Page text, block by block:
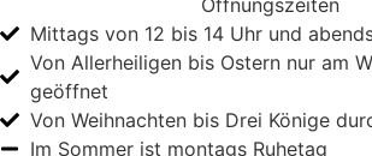
Mittags von 12 bis 14 Uhr und
Von Allerheiligen bis Ostern nur am
geöffnet
Von Weihnachten bis Drei Könige
Im Sommer ist montags Ruhetag